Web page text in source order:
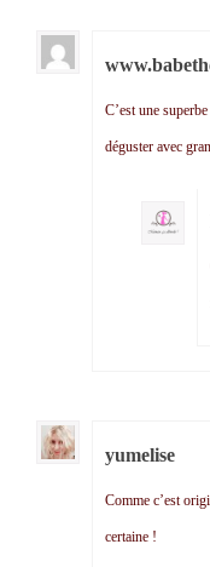
C’est une
déguster avec
yumelise
Comme c’est
certaine !